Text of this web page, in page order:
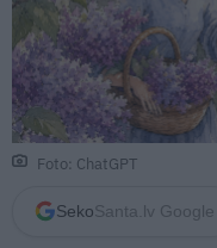
Foto: ChatGPT
Seko Santa.lv Google